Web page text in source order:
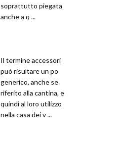
soprattutto piegata
anche a q ...
Il termine accessori
può risultare un po
generico, anche se
riferito alla cantina, e
quindi al loro utilizzo
nella casa dei v ...